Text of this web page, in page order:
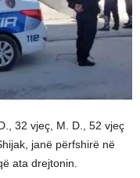
32 vjeç, M. D., 52 vjeç
janë përfshirë në
ata drejtonin.